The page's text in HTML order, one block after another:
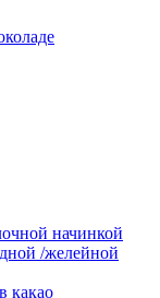
начинкой
/желейной
какао